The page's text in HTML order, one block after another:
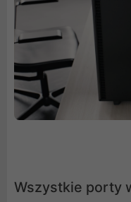
Wszystkie porty